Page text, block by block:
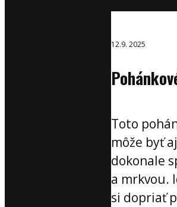
12.9. 2025
Toto
môže byť
dokonale
a mrkvou.
si dopriať